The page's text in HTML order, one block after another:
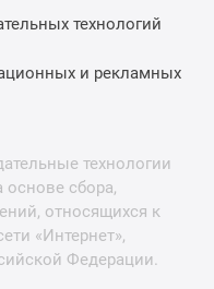
технологий
и рекламных
технологии
сбора,
относящихся к
«Интернет»,
Федерации.